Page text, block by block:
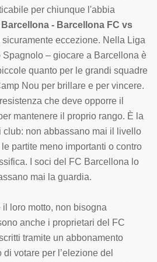
per chiunque l'abbia
- Barcellona FC vs
sicuramente eccezione. Nella Liga
– giocare a Barcellona è
quanto per le grandi squadre
Nou per brillare e per vincere.
che deve opporre il
mantenere il proprio rango. È la
club: non abbassano mai il livello
partite meno importanti o contro
I soci del FC Barcellona lo
mai la guardia.
il loro motto, non bisogna
anche i proprietari del FC
tramite un abbonamento
votare per l’elezione del